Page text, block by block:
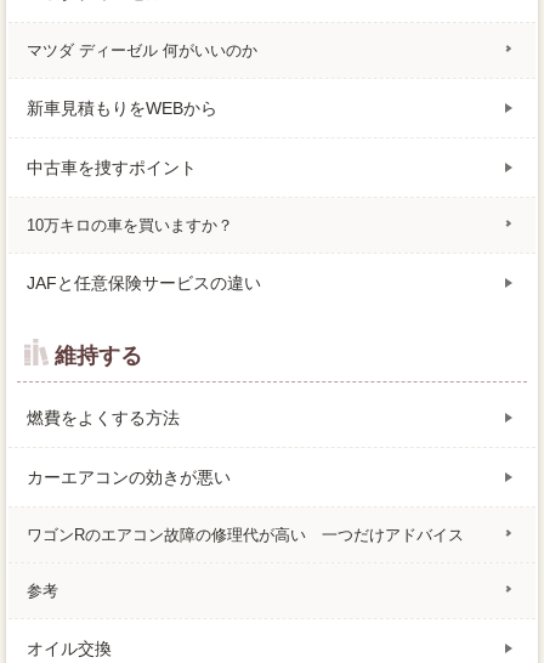
マツダ ディーゼル 何がいいのか
新車見積もりをWEBから
中古車を捜すポイント
10万キロの車を買いますか？
JAFと任意保険サービスの違い
維持する
燃費をよくする方法
カーエアコンの効きが悪い
ワゴンRのエアコン故障の修理代が高い 一つだけアドバイス
参考
オイル交換